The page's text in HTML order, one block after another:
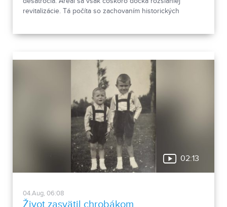
revitalizácie. Tá počíta so zachovaním historických
02:13
04.Aug, 06:08